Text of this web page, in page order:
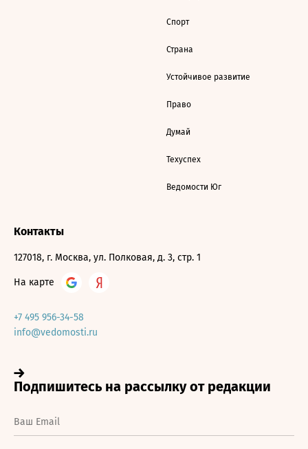
Спорт
Страна
Устойчивое развитие
Право
Думай
Техуспех
Ведомости Юг
Контакты
127018, г. Москва, ул. Полковая, д. 3, стр. 1
На карте
+7 495 956-34-58
info@vedomosti.ru